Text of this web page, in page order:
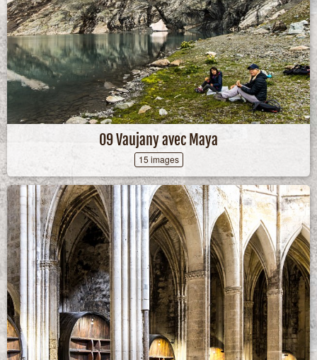
09 Vaujany avec Maya
15 images